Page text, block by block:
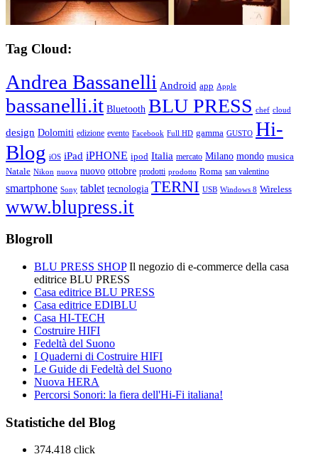
Tag Cloud:
Andrea Bassanelli Android app Apple
bassanelli.it Bluetooth BLU PRESS chef cloud
design Dolomiti edizione evento Facebook Full HD gamma GUSTO Hi-
Blog iOS iPad iPHONE ipod Italia mercato Milano mondo musica
Natale Nikon nuova nuovo ottobre prodotti prodotto Roma san valentino
smartphone Sony tablet tecnologia TERNI USB Windows 8 Wireless
www.blupress.it
Blogroll
BLU PRESS SHOPIl negozio di e-commerce della casa
editrice BLU PRESS
Casa editrice BLU PRESS
Casa editrice EDIBLU
Casa HI-TECH
Costruire HIFI
Fedeltà del Suono
I Quaderni di Costruire HIFI
Le Guide di Fedeltà del Suono
Nuova HERA
Percorsi Sonori: la fiera dell'Hi-Fi italiana!
Statistiche del Blog
374.418 click